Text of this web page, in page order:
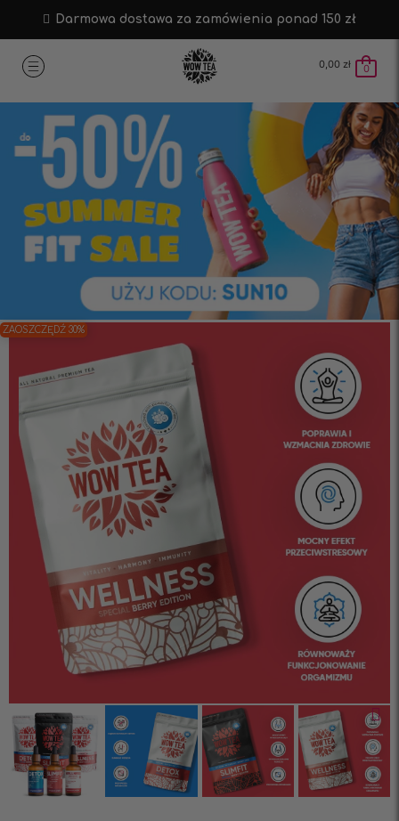
Darmowa dostawa za zamówienia ponad 150 zł
0,00 zł 0
ZAOSZCZĘDŹ 30%